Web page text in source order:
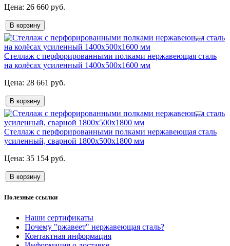
26 660 руб.
В корзину
Стеллаж с перфорированными полками нержавеющая сталь
на колёсах усиленный 1400х500х1600 мм
28 661 руб.
В корзину
Стеллаж с перфорированными полками нержавеющая сталь
усиленный, сварной 1800х500х1800 мм
35 154 руб.
В корзину
Полезные ссылки
Наши сертификаты
Почему "ржавеет" нержавеющая сталь?
Контактная информация